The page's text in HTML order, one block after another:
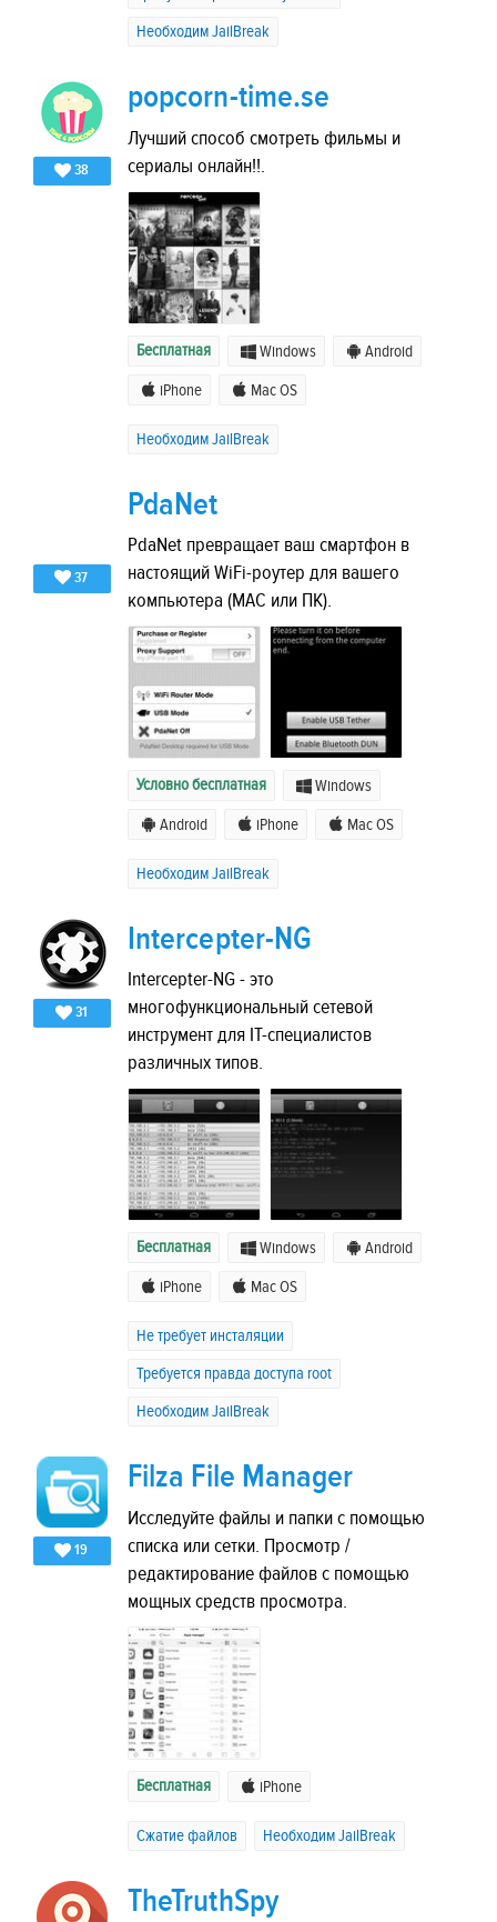
Необходим JailBreak
38
popcorn-time.se
Лучший способ смотреть фильмы и
сериалы онлайн!!.
Бесплатная Windows Android
iPhone Mac OS
Необходим JailBreak
37
PdaNet
PdaNet превращает ваш смартфон в
настоящий WiFi-роутер для вашего
компьютера (MAC или ПК).
Условно бесплатная Windows
Android iPhone Mac OS
Необходим JailBreak
31
Intercepter-NG
Intercepter-NG - это
многофункциональный сетевой
инструмент для IТ-специалистов
различных типов.
Бесплатная Windows Android
iPhone Mac OS
Не требует инсталяции
Требуется правда доступа root
Необходим JailBreak
19
Filza File Manager
Исследуйте файлы и папки с помощью
списка или сетки. Просмотр /
редактирование файлов с помощью
мощных средств просмотра.
Бесплатная iPhone
Сжатие файлов Необходим JailBreak
TheTruthSpy